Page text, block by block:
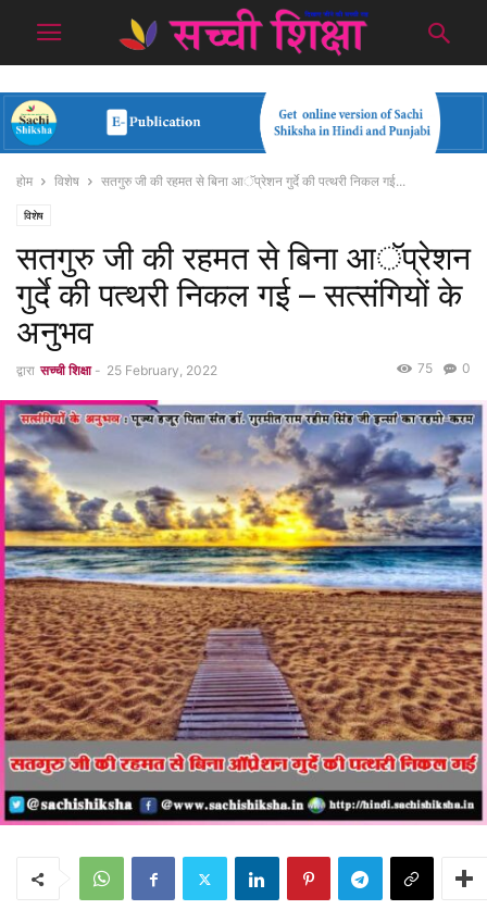
होम विशेष सतगुरु जी की रहमत से बिना आॅप्रेशन गुर्दे की पत्थरी निकल गई...
विशेष
सतगुरु जी की रहमत से बिना आॅप्रेशन
गुर्दे की पत्थरी निकल गई – सत्संगियों के
अनुभव
द्वारा सच्ची शिक्षा - 25 February, 2022 0
75